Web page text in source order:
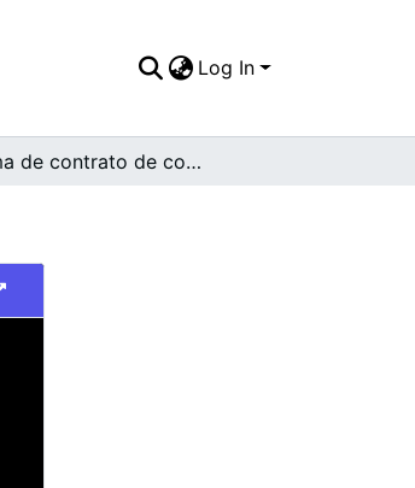
Log In
Firma de contrato de compra de maquinaria